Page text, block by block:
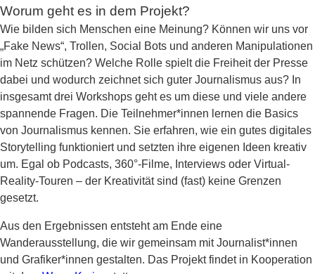
Worum geht es in dem Projekt?
Wie bilden sich Menschen eine Meinung? Können wir uns vor
„Fake News“, Trollen, Social Bots und anderen Manipulationen
im Netz schützen? Welche Rolle spielt die Freiheit der Presse
dabei und wodurch zeichnet sich guter Journalismus aus? In
insgesamt drei Workshops geht es um diese und viele andere
spannende Fragen. Die Teilnehmer*innen lernen die Basics
von Journalismus kennen. Sie erfahren, wie ein gutes digitales
Storytelling funktioniert und setzten ihre eigenen Ideen kreativ
um. Egal ob Podcasts, 360°-Filme, Interviews oder Virtual-
Reality-Touren – der Kreativität sind (fast) keine Grenzen
gesetzt.
Aus den Ergebnissen entsteht am Ende eine
Wanderausstellung, die wir gemeinsam mit Journalist*innen
und Grafiker*innen gestalten. Das Projekt findet in Kooperation